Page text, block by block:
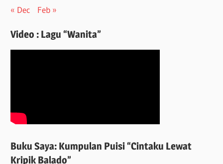
« Dec Feb »
Video : Lagu “Wanita”
Buku Saya: Kumpulan Puisi “Cintaku Lewat
Kripik Balado”